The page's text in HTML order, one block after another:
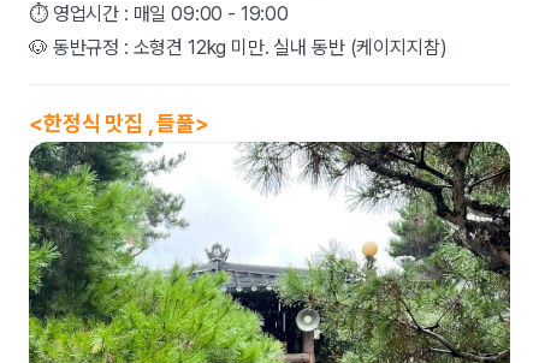
⏱ 영업시간 : 매일 09:00 - 19:00
🐶 동반규정 : 소형견 12kg 미만. 실내 동반 (케이지지참)
<한정식 맛집 , 들풀>